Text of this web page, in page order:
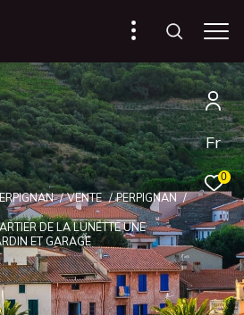
Fr
0
VENTE
PERPIGNAN
DE LA LUNETTE UNE
ET GARAGE